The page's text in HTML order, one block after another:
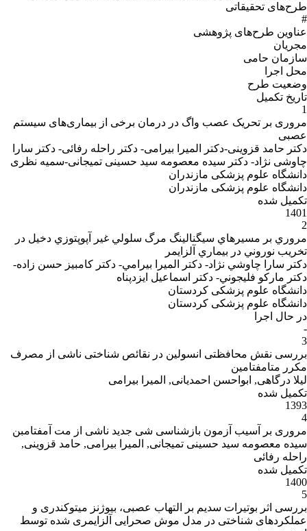
طرح‌های تحقیقاتی
#
عناوین طرح‌هاى پژوهشى
مجریان
سازمان حامى
محل اجرا
وضعیت طرح
تاریخ تکمیل
1
مروری بر تحریک عصب واگ در درمان برخی از بیماری‌های سیستم
عصبی
دکتر حامد قزوینی-دکتر المیرا بیرامی- دکتر راحله رفائی- دکتر سارا
چاوشی نژاد- دکتر سیده معصومه سید حسینی تمیجانی-سمیه نظری
دانشگاه علوم پزشکی مازندران
دانشگاه علوم پزشکی مازندران
تکمیل شده
1401
2
مروري بر مسيرهاي سيگنالينگ مرگ سلولي غير آپوپتوزي دخيل در
تخريب نوروني در بيماري آلزايمر
دکتر سارا چاوشي نژاد- دکتر الميرا بيرامي- دکتر كامبيز حسن زاده-
دکتر ماركو فليجوني- دکتر اسماعيل ايزدپناه
دانشگاه علوم پزشکی کردستان
دانشگاه علوم پزشکی کردستان
در حال اجرا
-
3
بررسی نقش محافظتی انسولین در نقائص شناختی ناشی از مصرف
مکرر متامفتامین
لیلا درگاهی, ابواحسن احمدیانی, المیرا بیرامی
تکمیل شده
1393
4
مروری بر آسیب آزمون بازشناسی شی جدید ناشی از مت آمفتامبن
سیده معصومه سید حسینی تمیجانی, المیرا بیرامی, حامد قزوینی,
راحله رفائی
تکمیل شده
1400
5
بررسی اثر بوتیرات سدیم بر التهاب عصبی، بیوژنز میتوکندری و
عملکردهای شناختی در مدل موش صحرایی آلزایمری شده توسط